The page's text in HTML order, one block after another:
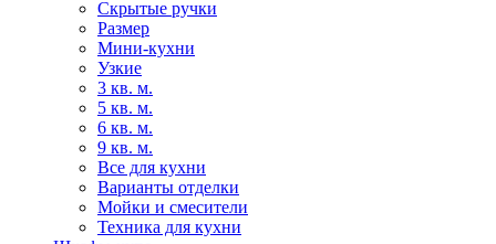
Скрытые ручки
Размер
Мини-кухни
Узкие
3 кв. м.
5 кв. м.
6 кв. м.
9 кв. м.
Все для кухни
Варианты отделки
Мойки и смесители
Техника для кухни